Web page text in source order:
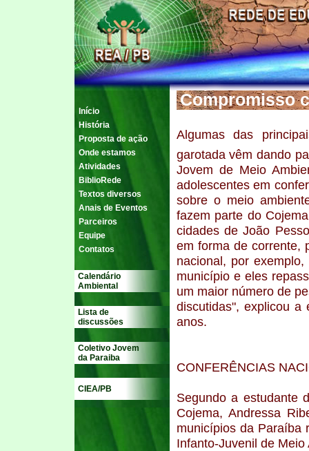
Início
História
Proposta de ação
Onde estamos
Atividades
BiblioRede
Textos diversos
Anais de Eventos
Parceiros
Equipe
Contatos
Calendário
Ambiental
Lista de
discussões
Coletivo Jovem
da Paraiba
CIEA/PB
Compromisso
Algumas das
garotada vêm dando
Jovem de Meio
adolescentes em
sobre o meio
fazem parte do
cidades de João
em forma de corrente,
nacional, por
município e eles
um maior número de
discutidas", explicou a
anos.
CONFERÊNCIAS
Segundo a estudante
Cojema, Andressa
municípios da Paraíba
Infanto-Juvenil de